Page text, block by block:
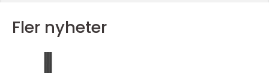
Fler nyheter